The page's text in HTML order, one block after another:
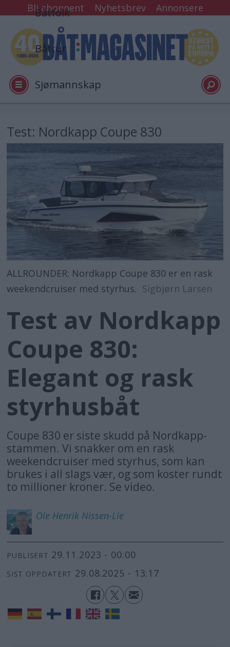
Bli abonnent Nyhetsbrev Annonsere
Båtfolk
Båttur
Sjømannskap
Arkiv
Video
Logg inn
Test: Nordkapp Coupe 830
ALLROUNDER: Nordkapp Coupe 830 er en rask
weekendcruiser med styrhus. Sigbjørn Larsen
Test av Nordkapp
Coupe 830:
Elegant og rask
styrhusbåt
Coupe 830 er siste skudd på Nordkapp-
stammen. Vi snakker om en rask
weekendcruiser med styrhus, som kan
brukes i all slags vær, og som koster rundt
to millioner kroner. Se video.
Ole Henrik Nissen-Lie
PUBLISERT 29.11.2023 - 00:00
SIST OPPDATERT 29.08.2025 - 13:17